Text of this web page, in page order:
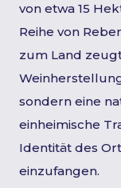
von etwa 15
Reihe von
zum Land
sondern eine
einheimische
Identität des
einzufangen.